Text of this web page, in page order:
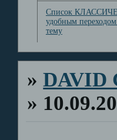
Список
удобным
тему
»DAVID
»